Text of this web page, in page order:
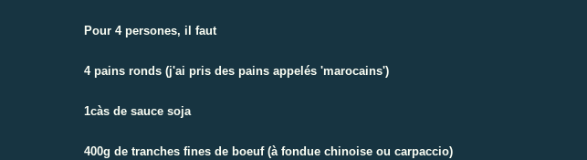
Pour 4 persones, il faut
4 pains ronds (j'ai pris des pains appelés 'marocains')
1càs de sauce soja
400g de tranches fines de boeuf (à fondue chinoise ou carpaccio)